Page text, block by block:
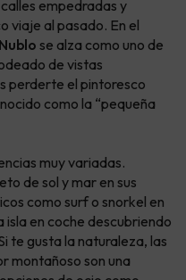
empedradas y
viaje al pasado. En el
se alza como uno de
de vistas
perderte el pintoresco
como la “pequeña
muy variadas.
de sol y mar en sus
como surf o snorkel en
isla en coche descubriendo
te gusta la naturaleza, las
montañoso son una